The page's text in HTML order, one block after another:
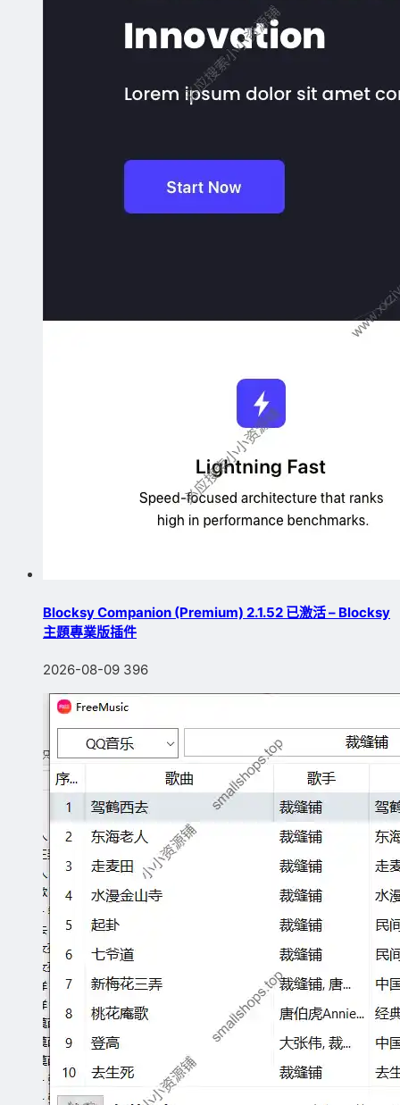
Blocksy Companion (Premium) 2.1.52 已激活 – Blocksy
主題專業版插件
2026-08-09 396